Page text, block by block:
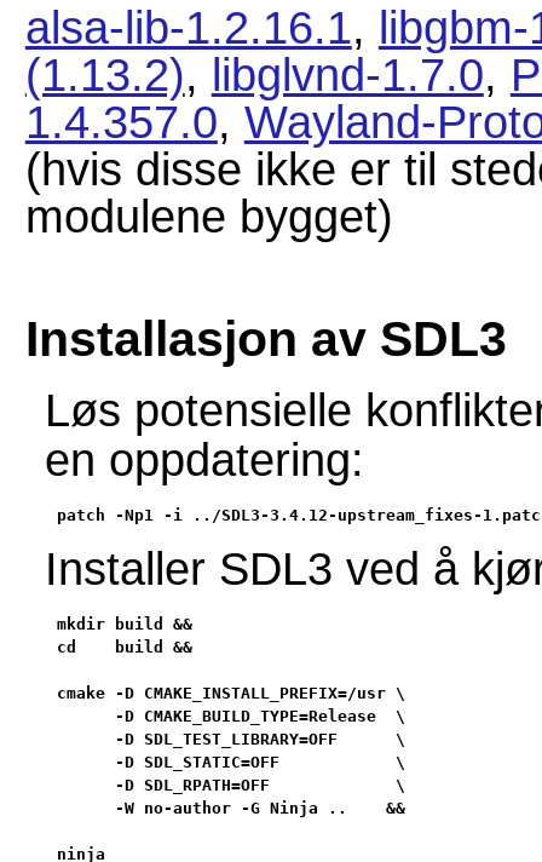
alsa-lib-1.2.16.1, libgbm-
(1.13.2), libglvnd-1.7.0,
1.4.357.0, Wayland-
(hvis disse ikke er til
modulene bygget)
Installasjon av SDL3
Løs potensielle
en oppdatering:
patch -Np1 -i ../SDL3-3.4.12-upstream_fixes-
Installer SDL3 ved å
mkdir build &&
cd    build &&
cmake -D CMAKE_INSTALL_PREFIX=/usr \
      -D CMAKE_BUILD_TYPE=Release  \
      -D SDL_TEST_LIBRARY=OFF      \
      -D SDL_STATIC=OFF            \
      -D SDL_RPATH=OFF             \
      -W no-author -G Ninja ..    &&
ninja